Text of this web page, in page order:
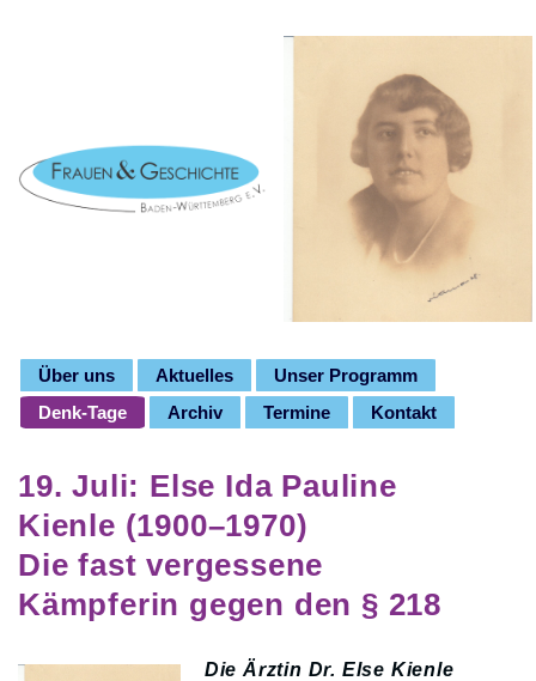
Über uns Aktuelles
Unser Programm
Denk-Tage
Archiv Termine Kontakt
19. Juli: Else Ida Pauline
Kienle (1900–1970)
Die fast vergessene
Kämpferin gegen den § 218
Die Ärztin Dr. Else Kienle